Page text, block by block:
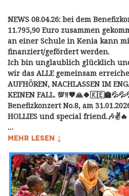
NEWS 08.04.26: bei dem
11.795,90 Euro zusammen
an einer Schule in Kenia kann
finanziert/gefördert werden.
Ich bin unglaublich glücklich
wir das ALLE gemeinsam
AUFHÖREN, NACHLASSEN IM
KEINEN FALL.
Benefizkonzert No.8, am
HOLLIES und special friend.🎶✌️🔥
…
MEHR LESEN ↓